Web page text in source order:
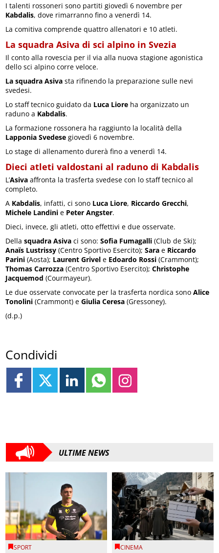
I talenti rossoneri sono partiti giovedì 6 novembre per
Kabdalis, dove rimarranno fino a venerdì 14.
La comitiva comprende quattro allenatori e 10 atleti.
La squadra Asiva di sci alpino in Svezia
Il conto alla rovescia per il via alla nuova stagione agonistica
dello sci alpino corre veloce.
La squadra Asiva sta rifinendo la preparazione sulle nevi
svedesi.
Lo staff tecnico guidato da Luca Liore ha organizzato un
raduno a Kabdalis.
La formazione rossonera ha raggiunto la località della
Lapponia Svedese giovedì 6 novembre.
Lo stage di allenamento durerà fino a venerdì 14.
Dieci atleti valdostani al raduno di Kabdalis
L’Asiva affronta la trasferta svedese con lo staff tecnico al
completo.
A Kabdalis, infatti, ci sono Luca Liore, Riccardo Grecchi,
Michele Landini e Peter Angster.
Dieci, invece, gli atleti, otto effettivi e due osservate.
Dellasquadra Asiva ci sono:Sofia Fumagalli (Club de Ski);
Anaïs Lustrissy (Centro Sportivo Esercito);Sara e Riccardo
Parini (Aosta); Laurent Grivel e Edoardo Rossi (Crammont);
Thomas Carrozza (Centro Sportivo Esercito);Christophe
Jacquemod (Courmayeur).
Le due osservate convocate per la trasferta nordica sonoAlice
Tonolini (Crammont) eGiulia Ceresa (Gressoney).
(d.p.)
Condividi
ULTIME NEWS
SPORT CINEMA